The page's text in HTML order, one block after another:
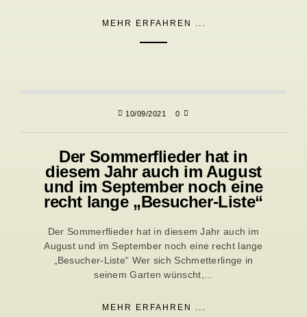
MEHR ERFAHREN ...
10/09/2021 0
Der Sommerflieder hat in
diesem Jahr auch im August
und im September noch eine
recht lange „Besucher-Liste“
Der Sommerflieder hat in diesem Jahr auch im
August und im September noch eine recht lange
„Besucher-Liste“ Wer sich Schmetterlinge in
seinem Garten wünscht,...
MEHR ERFAHREN ...